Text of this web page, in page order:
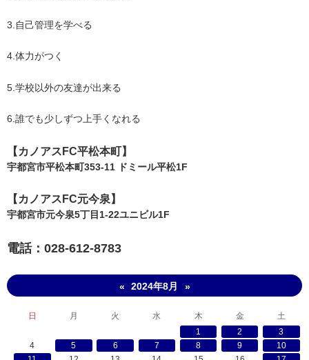
3.自己管理を学べる
4.体力がつく
5.学校以外の友達が出来る
6.誰でも少しずつ上手くなれる
【​カノアスFC平松本町】
宇都宮市平松本町353-11 ドミール平松1F
【​カノアスFC元今泉】
宇都宮市元今泉5丁目1-22ユニビル1F
電話：028-612-8783
« 2024年8月 »
日 月 火 水 木 金
土
1
2
3
4
5 6 7 8 9
10